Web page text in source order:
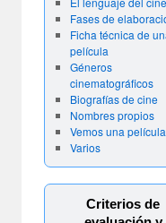
Fases de
Ficha técnica de
película
Géneros
cinematográficos
Biografías de cine
Nombres propios
Vemos una película
Varios
Criterios de